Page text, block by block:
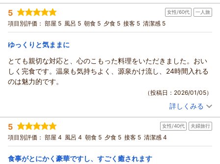
女将さんがとても丁寧な接客でした。
また利用したいと思います(*^^*)
宿泊時期： 2026年05月宿泊 (家族旅行)
投稿者： ちずさん
宿泊プラン： 【GW・夏休み・年末年始プラン（夕朝食付）】ヘルシーなお
肉やお魚を使用した越後山海の幸【会場食】
和室 朝・夕
宿泊価格帯： 16,001～17,000円(大人一人あたり/税込)
5 女性/60代 一人旅
項目別評価： 部屋 5 風呂 5 朝食 5 夕食 5 接客 5 清潔感 5
ゆっくりと気ままに
とても親切な対応と、心のこもった料理をいただきました。おい
しく完食です。温泉も気持ちよく、源泉かけ流し、24時間入れる
のは魅力的です。
（投稿日：2026/01/05）
投稿者： タッキーさん(女性/60代)
宿泊プラン： 【じゃらんのお得な10日間】カジュアル（夕朝食付）お肉やお
魚を使用した越後山海の幸【会場食】
和室 朝・夕
宿泊価格帯： 11,001～12,000円(大人一人あたり/税込)
詳しくみる
5 女性/40代 夫婦旅行
項目別評価： 部屋 4 風呂 4 朝食 5 夕食 5 接客 5 清潔感 4
食事がとにかく豪華ですし、すごく癒されます